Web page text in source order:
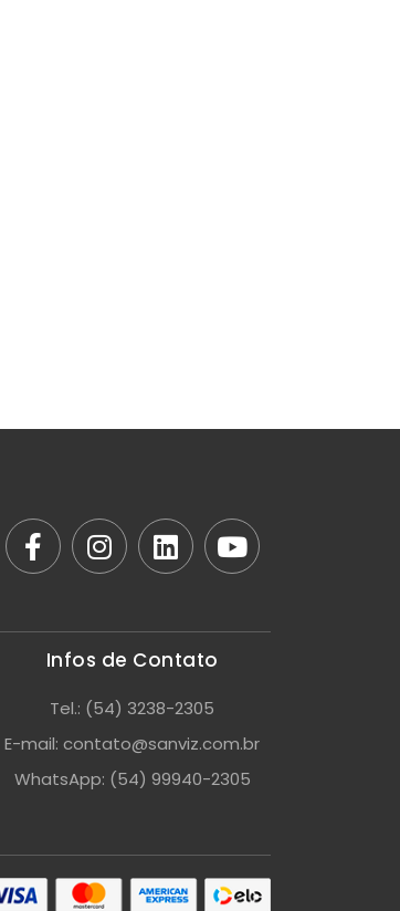
Infos de Contato
Tel.: (54) 3238-2305
E-mail: contato@sanviz.com.br
WhatsApp: (54) 99940-2305